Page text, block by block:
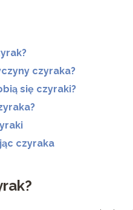
czyraka?
się czyraki?
czyraka